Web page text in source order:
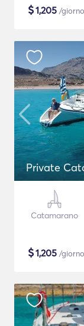
$1,205 /giorno
Private
Catamarano
$1,205 /giorno